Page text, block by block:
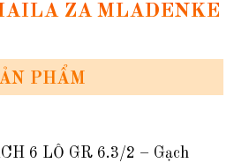
ZA MLADENKE
PHẨM
6 LỖ GR 6.3/2 – Gạch